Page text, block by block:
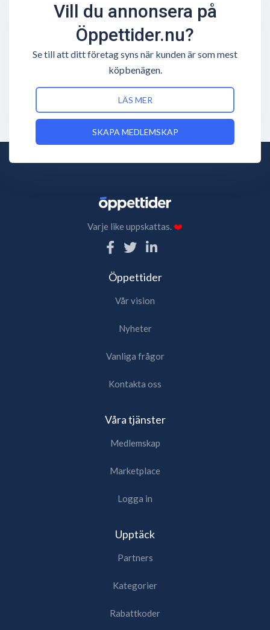
Vill du annonsera på
Öppettider.nu?
Se till att ditt företag syns när kunden är som mest
köpbenägen.
LÄS MER
SKAPA MEDLEMSKAP
Varje like uppskattas.❤️
Öppettider
Vår vision
Nyheter
Vanliga frågor
Kontakta oss
Våra tjänster
Medlemskap
Marketplace
Logga in
Upptäck
Partners
Kategorier
Rabattkoder